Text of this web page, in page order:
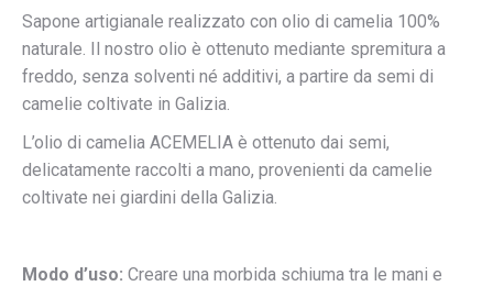
Sapone artigianale realizzato con olio di camelia 100%
naturale. Il nostro olio è ottenuto mediante spremitura a
freddo, senza solventi né additivi, a partire da semi di
camelie coltivate in Galizia.
L’olio di camelia ACEMELIA è ottenuto dai semi,
delicatamente raccolti a mano, provenienti da camelie
coltivate nei giardini della Galizia.
Modo d’uso: Creare una morbida schiuma tra le mani e